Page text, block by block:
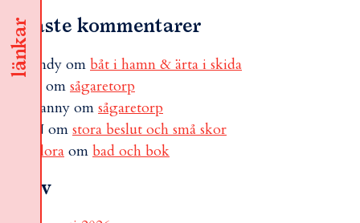
länkar
Senaste kommentarer
andy om båt i hamn & ärta i skida
om sågaretorp
Fanny om sågaretorp
N om stora beslut och små skor
Flora om bad och bok
Arkiv